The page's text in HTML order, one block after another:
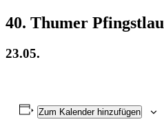
40. Thumer
23.05.
Zum Kalender hinzufügen